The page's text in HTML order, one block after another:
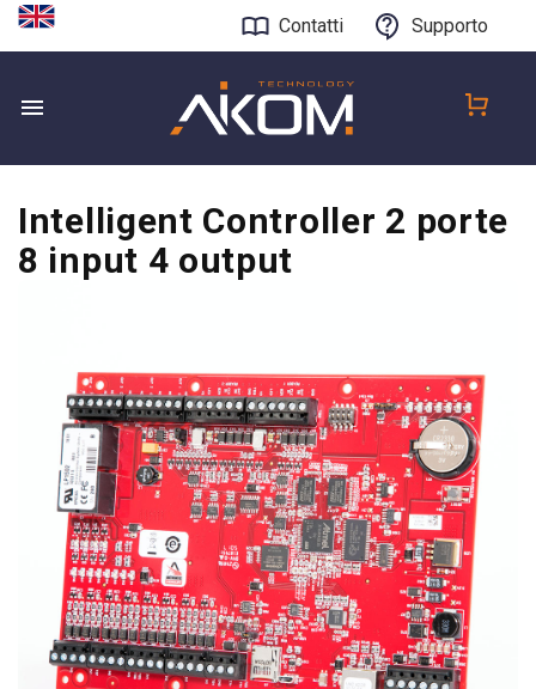
Contatti Supporto
Intelligent Controller 2 porte
8 input 4 output